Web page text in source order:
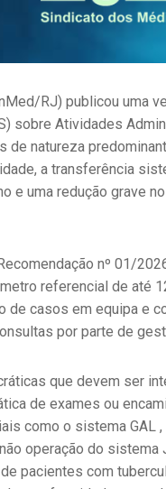
RJ) publicou uma
sobre Atividades
natureza
a transferência
e uma redução grave
nº 01/
referencial de até
casos em equipa e
por parte de
que devem ser
de exames ou
como o sistema GAL
operação do
pacientes com